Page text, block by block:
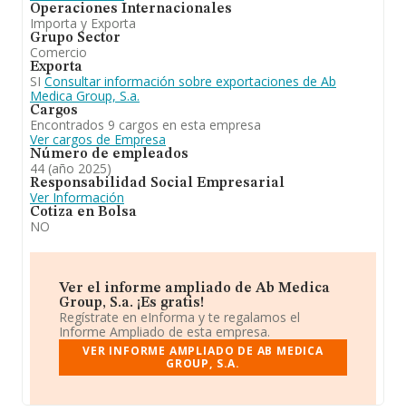
Operaciones Internacionales
Importa y Exporta
Grupo Sector
Comercio
Exporta
SI Consultar información sobre exportaciones de Ab
Medica Group, S.a.
Cargos
Encontrados 9 cargos en esta empresa
Ver cargos de Empresa
Número de empleados
44 (año 2025)
Responsabilidad Social Empresarial
Ver Información
Cotiza en Bolsa
NO
Ver el informe ampliado de Ab Medica
Group, S.a. ¡Es gratis!
Regístrate en eInforma y te regalamos el
Informe Ampliado de esta empresa.
VER INFORME AMPLIADO DE AB MEDICA
GROUP, S.A.